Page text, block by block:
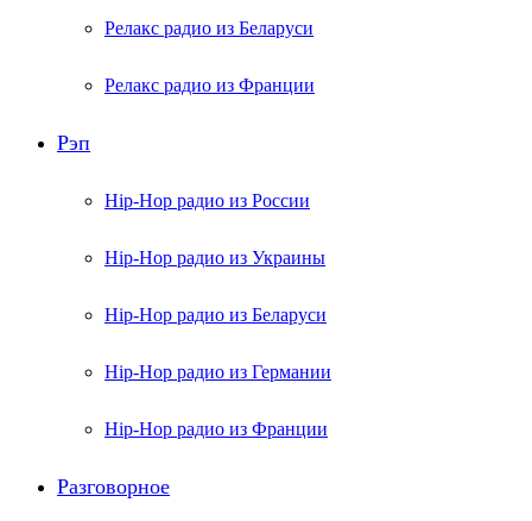
Релакс радио из Беларуси
Релакс радио из Франции
Рэп
Hip-Hop радио из России
Hip-Hop радио из Украины
Hip-Hop радио из Беларуси
Hip-Hop радио из Германии
Hip-Hop радио из Франции
Разговорное